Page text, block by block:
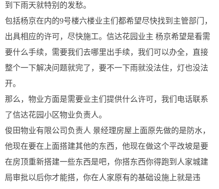
到下雨天就特别的发愁。
包括杨京在内的9号楼六楼业主们都希望尽快找到主管部门，
出具相应的许可，尽快施工。信达花园业主 杨京希望是看需
要什么手续，需要我们去哪里出手续，我们可以办全，直接
整个一下解决问题就完了，要不一下雨就没法住，灯也没法
开。
那么，物业方面是需要业主们提供什么许可，我们电话联系
了信达花园小区物业负责人。
俊田物业有限公司负责人 景经理房屋上面原先做的是防水，
他现在要在上面搭建其他的东西，他现在做这个平改坡是要
在房顶重新搭建一些东西是吧，你搭东西你得跑到人家城建
局审批以后你才能搭，你在人家原有的基础设施上就是违